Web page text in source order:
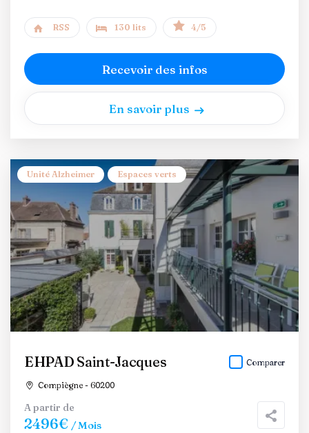
RSS 130 lits 4/5
Recevoir des infos
En savoir plus
Unité Alzheimer Espaces verts
EHPAD Saint-Jacques
Compiègne - 60200
Comparer
A partir de
2496€ / Mois